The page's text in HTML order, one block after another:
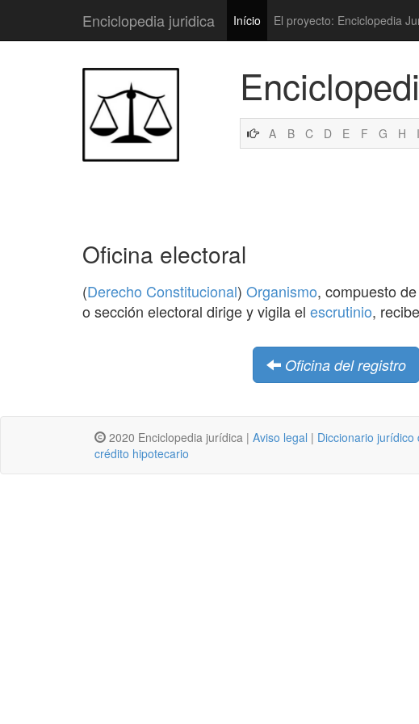
Enciclopedia juridica Início El proyecto: Enciclopedia
A B C D E F G H I
Oficina electoral
(Derecho Constitucional) Organismo, compuesto
o sección electoral dirige y vigila el escrutinio,
Oficina del registro
2020 Enciclopedia jurídica | Aviso legal | Diccionario jurídico
crédito hipotecario